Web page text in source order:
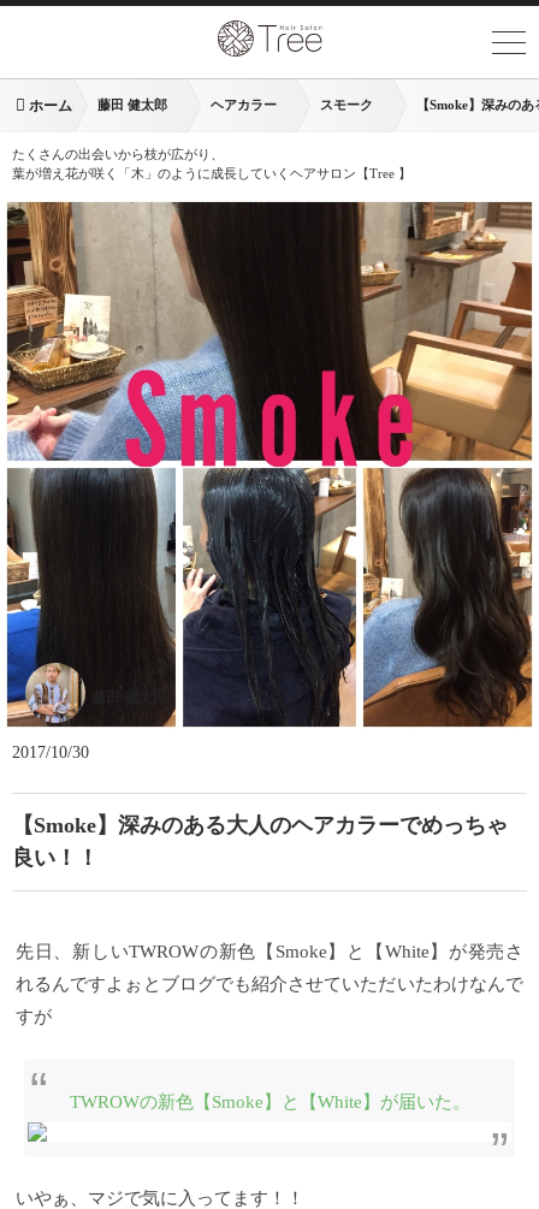
ホーム 藤田 健太郎 ヘアカラー スモーク 【Smoke】深みの
たくさんの出会いから枝が広がり、
葉が増え花が咲く「木」のように成長していくヘアサロン【Tree 】
2017/10/30
【Smoke】深みのある大人のヘアカラーでめっちゃ
良い！！
先日、新しいTWROWの新色【Smoke】と【White】が発売さ
れるんですよぉとブログでも紹介させていただいたわけなんで
すが
TWROWの新色【Smoke】と【White】が届いた。
いやぁ、マジで気に入ってます！！